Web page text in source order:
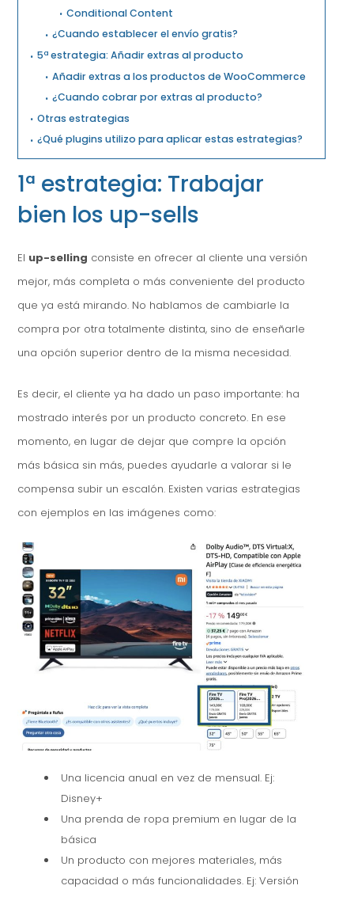
Conditional Content
¿Cuando establecer el envío gratis?
5ª estrategia: Añadir extras al producto
Añadir extras a los productos de WooCommerce
¿Cuando cobrar por extras al producto?
Otras estrategias
¿Qué plugins utilizo para aplicar estas estrategias?
1ª estrategia: Trabajar
bien los up-sells
El up-selling consiste en ofrecer al cliente una versión
mejor, más completa o más conveniente del producto
que ya está mirando. No hablamos de cambiarle la
compra por otra totalmente distinta, sino de enseñarle
una opción superior dentro de la misma necesidad.
Es decir, el cliente ya ha dado un paso importante: ha
mostrado interés por un producto concreto. En ese
momento, en lugar de dejar que compre la opción
más básica sin más, puedes ayudarle a valorar si le
compensa subir un escalón. Existen varias estrategias
con ejemplos en las imágenes como:
Una licencia anual en vez de mensual. Ej:
Disney+
Una prenda de ropa premium en lugar de la
básica
Un producto con mejores materiales, más
capacidad o más funcionalidades. Ej: Versión